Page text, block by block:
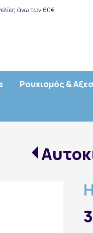
άνω των 60€
Ρουχισμός &